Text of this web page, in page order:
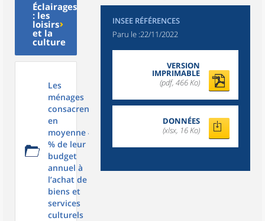
Éclairages
: les
loisirs
et la
culture
Les
ménages
consacrent
en
moyenne 4
% de leur
budget
annuel à
l’achat de
biens et
services
culturels
INSEE RÉFÉRENCES
Paru le :22/11/2022
VERSION
IMPRIMABLE
(pdf, 466 Ko)
DONNÉES
(xlsx, 16 Ko)